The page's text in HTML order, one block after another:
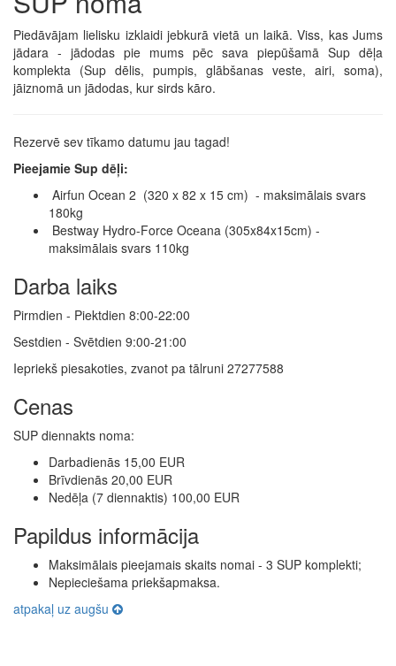
Piedāvājam lielisku izklaidi jebkurā vietā un laikā. Viss, kas Jums
jādara - jādodas pie mums pēc sava piepūšamā Sup dēļa
komplekta (Sup dēlis, pumpis, glābšanas veste, airi, soma),
jāiznomā un jādodas, kur sirds kāro.
Rezervē sev tīkamo datumu jau tagad!
Pieejamie Sup dēļi:
Airfun Ocean 2 (320 x 82 x 15 cm) - maksimālais svars
180kg
Bestway Hydro-Force Oceana (305x84x15cm) -
maksimālais svars 110kg
Darba laiks
Pirmdien - Piektdien 8:00-22:00
Sestdien - Svētdien 9:00-21:00
Iepriekš piesakoties, zvanot pa tālruni 27277588
Cenas
SUP diennakts noma:
Darbadienās 15,00 EUR
Brīvdienās 20,00 EUR
Nedēļa (7 diennaktis) 100,00 EUR
Papildus informācija
Maksimālais pieejamais skaits nomai - 3 SUP komplekti;
Nepieciešama priekšapmaksa.
atpakaļ uz augšu